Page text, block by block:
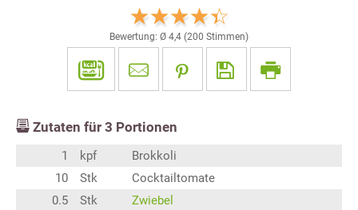
Bewertung: Ø 4,4 (200 Stimmen)
Zutaten für 3 Portionen
1 kpf
Brokkoli
10
Stk
Cocktailtomate
0.5
Stk
Zwiebel